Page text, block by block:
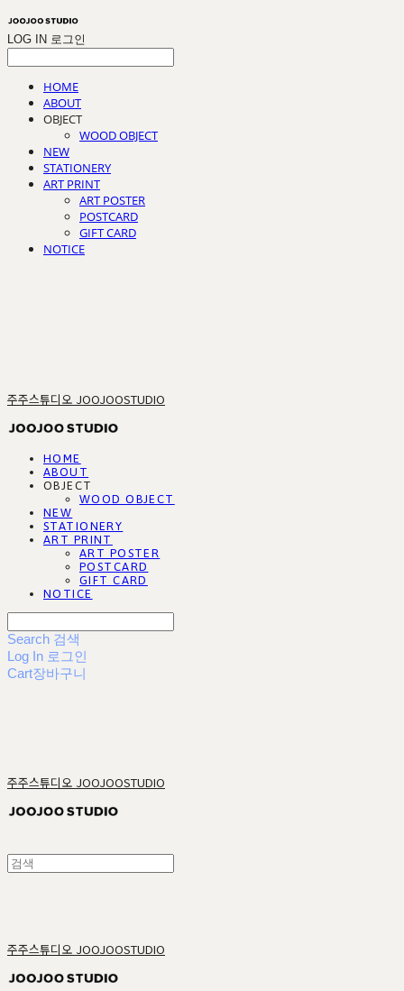
LOG IN 로그인
HOME
ABOUT
OBJECT
WOOD OBJECT
NEW
STATIONERY
ART PRINT
ART POSTER
POSTCARD
GIFT CARD
NOTICE
주주스튜디오 JOOJOOSTUDIO
HOME
ABOUT
OBJECT
WOOD OBJECT
NEW
STATIONERY
ART PRINT
ART POSTER
POSTCARD
GIFT CARD
NOTICE
Search 검색
Log In 로그인
Cart장바구니
주주스튜디오 JOOJOOSTUDIO
주주스튜디오 JOOJOOSTUDIO